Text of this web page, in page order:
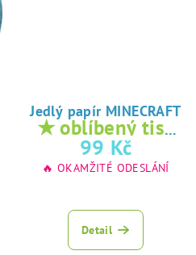
Jedlý papír MINECRAFT
★ oblíbený tisk
na jedlý papír
99 Kč
🔥 OKAMŽITÉ ODESLÁNÍ
Detail